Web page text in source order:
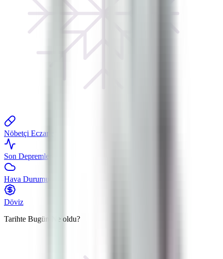
Nöbetçi Eczane
Son Depremler
Hava Durumu
Döviz
Tarihte Bugün
Ne oldu?